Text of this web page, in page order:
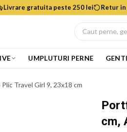
Livrare gratuita peste 250 lei Retur
UMPLUTURI PERNE
Travel Girl 9, 23x18 cm
cm,